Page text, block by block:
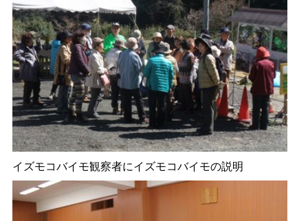
イズモコバイモ観察者にイズモコバイモの説明